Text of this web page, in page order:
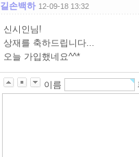
길손백하 12-09-18 13:32
신시인님!
상재를 축하드립니다...
오늘 가입했네요^^*
이름